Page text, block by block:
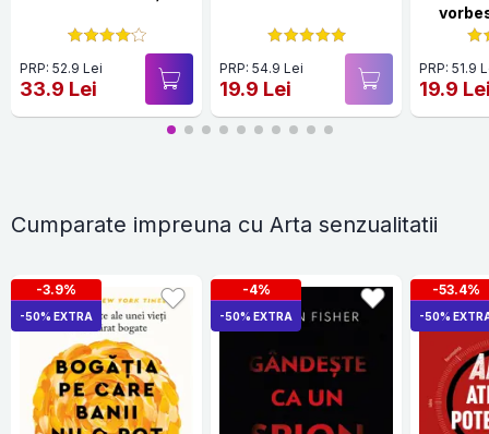
PRP: 52.9 Lei
33.9 Lei
PRP: 54.9 Lei
19.9 Lei
PRP: 51.9
19.9
Cumparate impreuna cu Arta senzualitatii
-3.9%
-50% EXTRA
-4%
-50% EXTRA
-53.4%
-50%